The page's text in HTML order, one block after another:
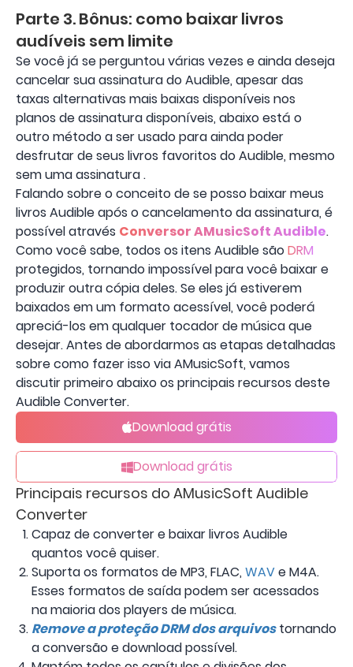
Parte 3. Bônus: como baixar livros
audíveis sem limite
Se você já se perguntou várias vezes e ainda deseja
cancelar sua assinatura do Audible, apesar das
taxas alternativas mais baixas disponíveis nos
planos de assinatura disponíveis, abaixo está o
outro método a ser usado para ainda poder
desfrutar de seus livros favoritos do Audible, mesmo
sem uma assinatura .
Falando sobre o conceito de se posso baixar meus
livros Audible após o cancelamento da assinatura, é
possível através Conversor AMusicSoft Audible.
Como você sabe, todos os itens Audible sãoDRM
protegidos, tornando impossível para você baixar e
produzir outra cópia deles. Se eles já estiverem
baixados em um formato acessível, você poderá
apreciá-los em qualquer tocador de música que
desejar. Antes de abordarmos as etapas detalhadas
sobre como fazer isso via AMusicSoft, vamos
discutir primeiro abaixo os principais recursos deste
Audible Converter.
Download grátis
Download grátis
Principais recursos do AMusicSoft Audible
Converter
Capaz de converter e baixar livros Audible
quantos você quiser.
Suporta os formatos de MP3, FLAC, WAVe M4A.
Esses formatos de saída podem ser acessados ​​
na maioria dos players de música.
Remove a proteção DRM dos arquivostornando
a conversão e download possível.